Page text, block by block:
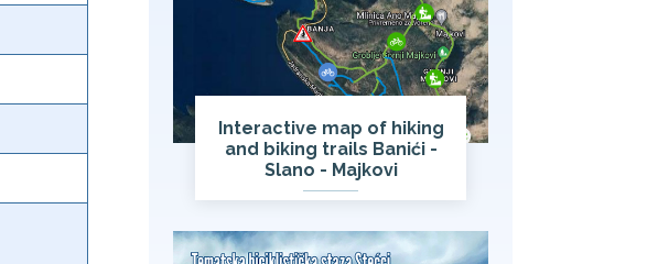
Interactive map of hiking
and biking trails Banići -
Slano - Majkovi